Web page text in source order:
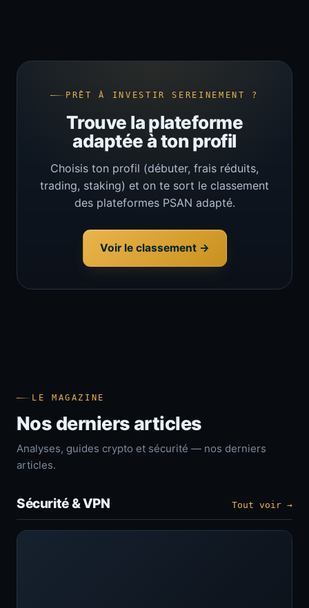
PRÊT À INVESTIR SEREINEMENT ?
Trouve la plateforme
adaptée à ton profil
Choisis ton profil (débuter, frais réduits,
trading, staking) et on te sort le classement
des plateformes PSAN adapté.
Voir le classement →
LE MAGAZINE
Nos derniers articles
Analyses, guides crypto et sécurité — nos derniers
articles.
Sécurité & VPN Tout voir →